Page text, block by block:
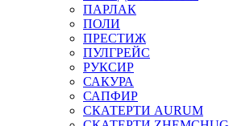
ПАРЛАК
ПОЛИ
ПРЕСТИЖ
ПУЛГРЕЙС
РУКСИР
САКУРА
САПФИР
СКАТЕРТИ AURUM